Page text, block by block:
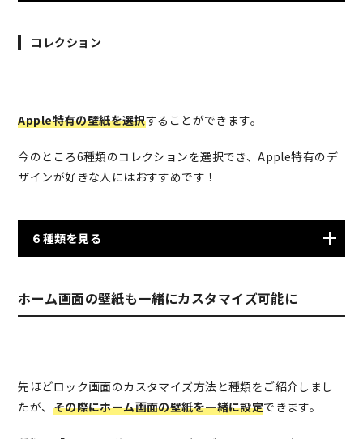
コレクション
Apple特有の壁紙を選択することができます。
今のところ6種類のコレクションを選択でき、Apple特有のデ
ザインが好きな人にはおすすめです！
６種類を見る
ホーム画面の壁紙も一緒にカスタマイズ可能に
先ほどロック画面のカスタマイズ方法と種類をご紹介しまし
たが、 その際にホーム画面の壁紙を一緒に設定できます。